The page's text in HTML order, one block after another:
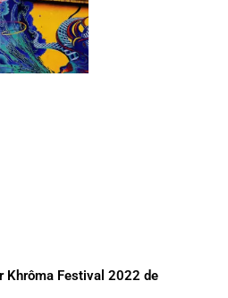
Khrôma Festival 2022 de